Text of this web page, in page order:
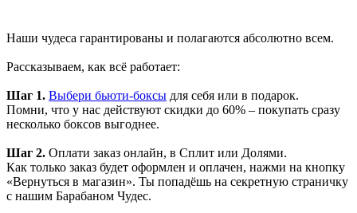
Наши чудеса гарантированы и полагаются абсолютно всем.
Рассказываем, как всё работает:
Шаг 1. Выбери бьюти-боксы для себя или в подарок.
Помни, что у нас действуют скидки до 60% – покупать сразу
несколько боксов выгоднее.
Шаг 2. Оплати заказ онлайн, в Сплит или Долями.
Как только заказ будет оформлен и оплачен, нажми на кнопку
«Вернуться в магазин». Ты попадёшь на секретную страничку
с нашим Барабаном Чудес.